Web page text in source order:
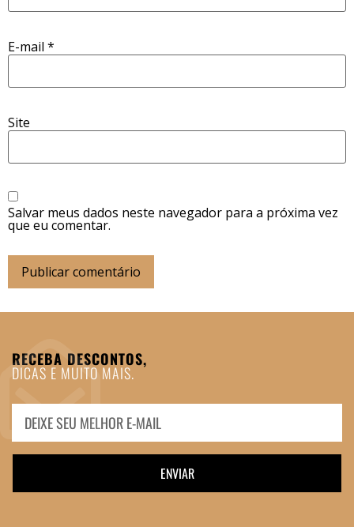
E-mail *
Site
Salvar meus dados neste navegador para a próxima vez
que eu comentar.
RECEBA DESCONTOS,
DICAS E MUITO MAIS.
ENVIAR